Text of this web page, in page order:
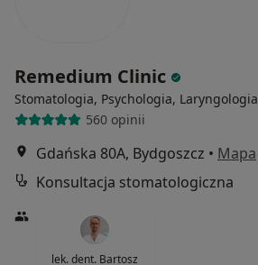
Remedium Clinic
Stomatologia, Psychologia, Laryngologia
560 opinii
Gdańska 80A, Bydgoszcz • Mapa
Konsultacja stomatologiczna
lek. dent. Bartosz